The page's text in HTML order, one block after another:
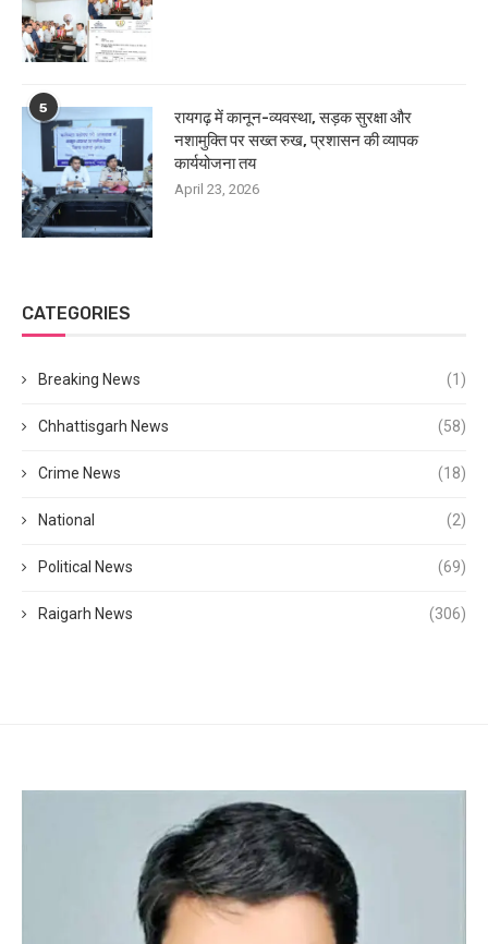
5
रायगढ़ में कानून-व्यवस्था, सड़क सुरक्षा और
नशामुक्ति पर सख्त रुख, प्रशासन की व्यापक
कार्ययोजना तय
April 23, 2026
CATEGORIES
Breaking News (1)
Chhattisgarh News (58)
Crime News (18)
National (2)
Political News (69)
Raigarh News (306)